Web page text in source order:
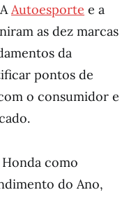
Autoesporte e a
as dez marcas
da
pontos de
o consumidor e
como
do Ano,